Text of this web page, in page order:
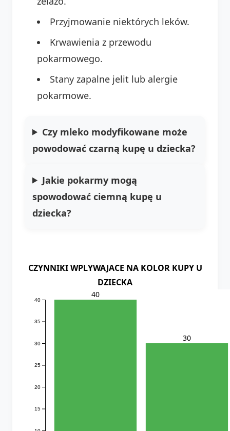
Przyjmowanie niektórych leków.
Krwawienia z przewodu
pokarmowego.
Stany zapalne jelit lub alergie
pokarmowe.
Czy mleko modyfikowane może
powodować czarną kupę u dziecka?
Jakie pokarmy mogą
spowodować ciemną kupę u
dziecka?
CZYNNIKI WPLYWAJACE NA KOLOR KUPY U
DZIECKA
15
20
25
30
35
40
40
30